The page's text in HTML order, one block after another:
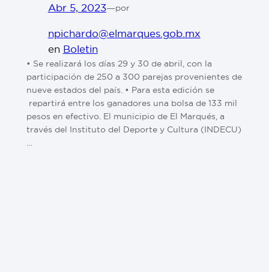
Abr 5, 2023—por
npichardo@elmarques.gob.mx
en Boletin
• Se realizará los días 29 y 30 de abril, con la
participación de 250 a 300 parejas provenientes de
nueve estados del país. • Para esta edición se
repartirá entre los ganadores una bolsa de 133 mil
pesos en efectivo. El municipio de El Marqués, a
través del Instituto del Deporte y Cultura (INDECU)
…